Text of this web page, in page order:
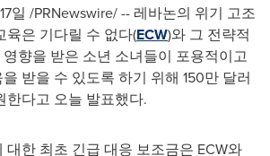
일 /PRNewswire/ -- 레바논의 위기 고조
육은 기다릴 수 없다(ECW)와 그 전략적
향을 받은 소년 소녀들이 포용적이고
받을 수 있도록 하기 위해 150만 달러
한다고 오늘 발표했다.
대한 최초 긴급 대응 보조금은 ECW와